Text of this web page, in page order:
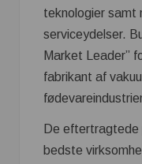
teknologier samt
serviceydelser.
Market Leader”
fabrikant af
De eftertragtede
bedste